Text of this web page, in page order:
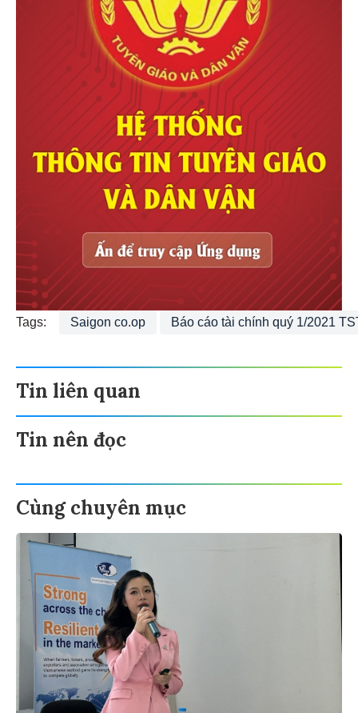
Tags: Saigon co.op Báo cáo tài chính quý 1/2021
Tin liên quan
Tin nên đọc
Cùng chuyên mục